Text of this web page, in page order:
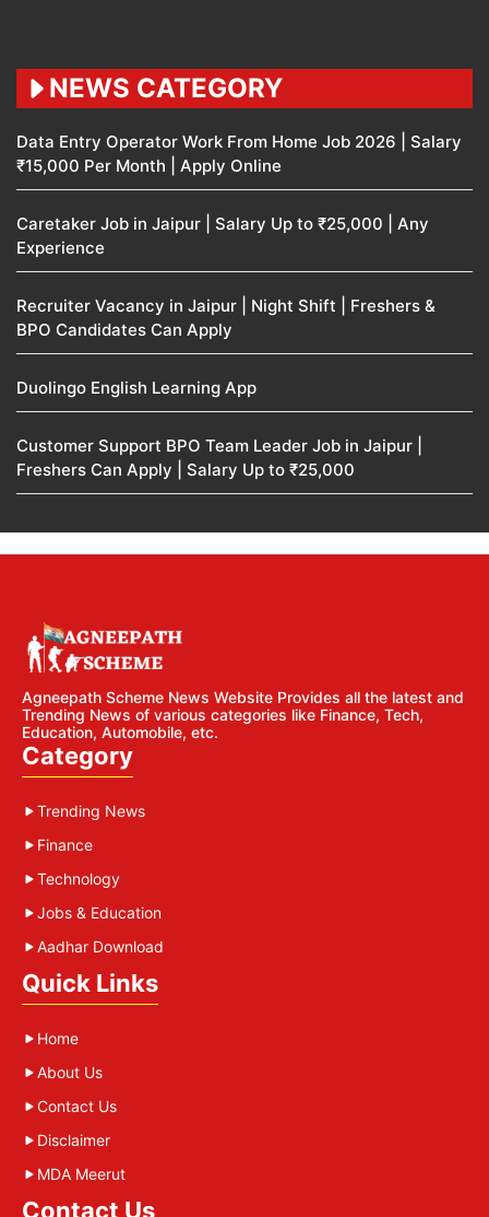
NEWS CATEGORY
Data Entry Operator Work From Home Job 2026 | Salary
₹15,000 Per Month | Apply Online
Caretaker Job in Jaipur | Salary Up to ₹25,000 | Any
Experience
Recruiter Vacancy in Jaipur | Night Shift | Freshers &
BPO Candidates Can Apply
Duolingo English Learning App
Customer Support BPO Team Leader Job in Jaipur |
Freshers Can Apply | Salary Up to ₹25,000
Agneepath Scheme News Website Provides all the latest and
Trending News of various categories like Finance, Tech,
Education, Automobile, etc.
Category
Trending News
Finance
Technology
Jobs & Education
Aadhar Download
Quick Links
Home
About Us
Contact Us
Disclaimer
MDA Meerut
Contact Us